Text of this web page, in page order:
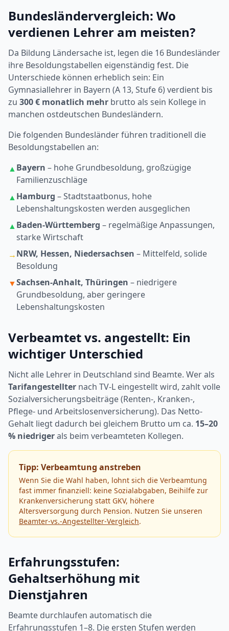
Bundesländervergleich: Wo
verdienen Lehrer am meisten?
Da Bildung Ländersache ist, legen die 16 Bundesländer
ihre Besoldungstabellen eigenständig fest. Die
Unterschiede können erheblich sein: Ein
Gymnasiallehrer in Bayern (A 13, Stufe 6) verdient bis
zu 300 € monatlich mehr brutto als sein Kollege in
manchen ostdeutschen Bundesländern.
Die folgenden Bundesländer führen traditionell die
Besoldungstabellen an:
▲Bayern – hohe Grundbesoldung, großzügige
Familienzuschläge
▲Hamburg – Stadtstaatbonus, hohe
Lebenshaltungskosten werden ausgeglichen
▲Baden-Württemberg – regelmäßige Anpassungen,
starke Wirtschaft
→NRW, Hessen, Niedersachsen – Mittelfeld, solide
Besoldung
▼Sachsen-Anhalt, Thüringen – niedrigere
Grundbesoldung, aber geringere
Lebenshaltungskosten
Verbeamtet vs. angestellt: Ein
wichtiger Unterschied
Nicht alle Lehrer in Deutschland sind Beamte. Wer als
Tarifangestellter nach TV-L eingestellt wird, zahlt volle
Sozialversicherungsbeiträge (Renten-, Kranken-,
Pflege- und Arbeitslosenversicherung). Das Netto-
Gehalt liegt dadurch bei gleichem Brutto um ca. 15–20
% niedrigerals beim verbeamteten Kollegen.
Tipp: Verbeamtung anstreben
Wenn Sie die Wahl haben, lohnt sich die Verbeamtung
fast immer finanziell: keine Sozialabgaben, Beihilfe zur
Krankenversicherung statt GKV, höhere
Altersversorgung durch Pension. Nutzen Sie unseren
Beamter-vs.-Angestellter-Vergleich.
Erfahrungsstufen:
Gehaltserhöhung mit
Dienstjahren
Beamte durchlaufen automatisch die
Erfahrungsstufen 1–8. Die ersten Stufen werden